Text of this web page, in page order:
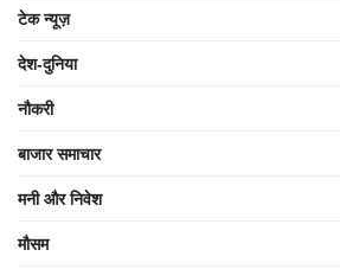
टेक न्यूज़
देश-दुनिया
नौकरी
बाजार समाचार
मनी और निवेश
मौसम